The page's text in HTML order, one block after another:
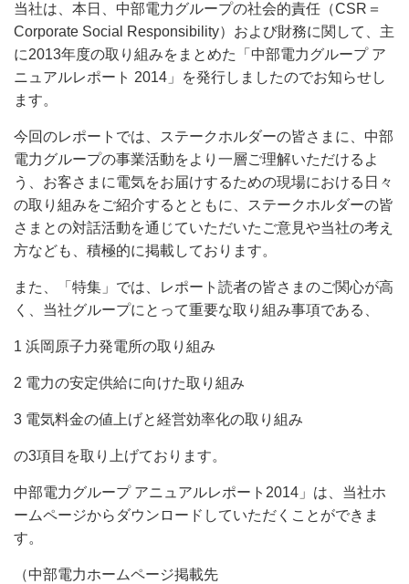
当社は、本日、中部電力グループの社会的責任（CSR＝
Corporate Social Responsibility）および財務に関して、主
に2013年度の取り組みをまとめた「中部電力グループ ア
ニュアルレポート 2014」を発行しましたのでお知らせし
ます。
今回のレポートでは、ステークホルダーの皆さまに、中部
電力グループの事業活動をより一層ご理解いただけるよ
う、お客さまに電気をお届けするための現場における日々
の取り組みをご紹介するとともに、ステークホルダーの皆
さまとの対話活動を通じていただいたご意見や当社の考え
方なども、積極的に掲載しております。
また、「特集」では、レポート読者の皆さまのご関心が高
く、当社グループにとって重要な取り組み事項である、
1 浜岡原子力発電所の取り組み
2 電力の安定供給に向けた取り組み
3 電気料金の値上げと経営効率化の取り組み
の3項目を取り上げております。
中部電力グループ アニュアルレポート2014」は、当社ホ
ームページからダウンロードしていただくことができま
す。
（中部電力ホームページ掲載先